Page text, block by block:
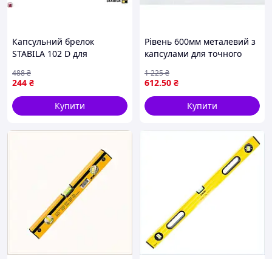
Капсульний брелок
STABILA 102 D для
з точністю 0.4 мм/м
244 ₴
488₴
Купити
Рівень 600мм металевий з
капсулами для точного
робіт
612.50 ₴
1 225₴
Купити